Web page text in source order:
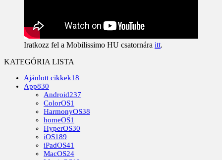
Iratkozz fel a Mobilissimo HU csatornára itt.
KATEGÓRIA LISTA
Ajánlott cikkek18
App830
Android237
ColorOS1
HarmonyOS38
homeOS1
HyperOS30
iOS189
iPadOS41
MacOS24